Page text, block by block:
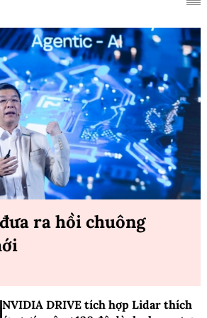
ra hồi chuông
NVIDIA DRIVE tích hợp Lidar thích